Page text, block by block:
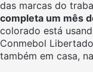
das marcas do
completa um mês
colorado está
Conmebol
também em casa,